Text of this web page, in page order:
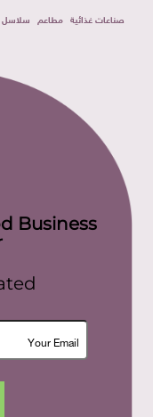
صناعات غذائية مطاعم سلاسل
Business